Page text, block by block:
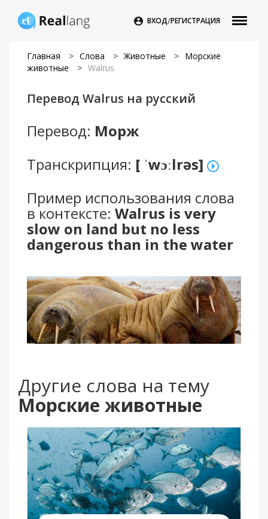
 ВХОД/РЕГИСТРАЦИЯ
Главная > Слова > Животные > Морские
животные
> Walrus
Перевод Walrus на русский
Перевод: Морж
Транскрипция: [ ˈwɔːlrəs]
Пример использования слова
в контексте: Walrus is very
slow on land but no less
dangerous than in the water
Другие слова на тему
Морские животные